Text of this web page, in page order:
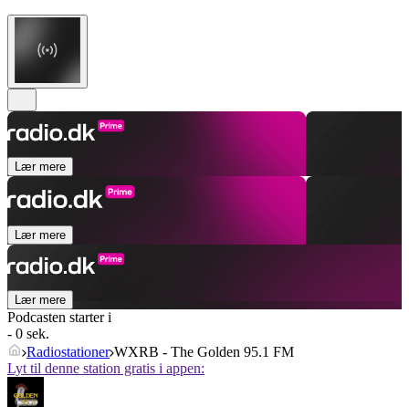
Lær mere
Lær mere
Lær mere
Podcasten starter i
- 0 sek.
Radiostationer WXRB - The Golden 95.1 FM
Lyt til denne station gratis i appen: